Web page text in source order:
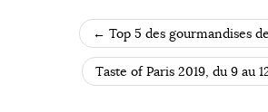
POST
← Top 5 des gourmandises
Taste of Paris 2019, du 9 au